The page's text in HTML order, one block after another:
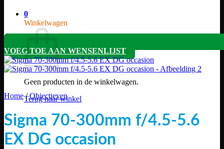
0
Winkelwagen
Geen producten in de winkelwagen.
Terug naar winkel
VOEG TOE AAN WENSENLIJST
Home / Objectieven
Sigma 70-300mm f/4.5-5.6
EX DG occasion